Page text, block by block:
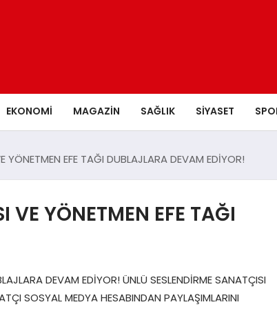
EKONOMI MAGAZIN SAĞLIK SIYASET
YÖNETMEN EFE TAĞI DUBLAJLARA DEVAM EDİYOR!
VE YÖNETMEN EFE TAĞI
DEVAM EDİYOR! ÜNLÜ SESLENDİRME SANATÇISI
SOSYAL MEDYA HESABINDAN PAYLAŞIMLARINI